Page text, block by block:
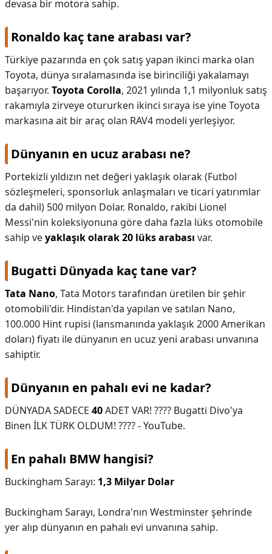
devasa bir motora sahip.
Ronaldo kaç tane arabası var?
Türkiye pazarında en çok satış yapan ikinci marka olan
Toyota, dünya sıralamasında ise birinciliği yakalamayı
başarıyor. Toyota Corolla, 2021 yılında 1,1 milyonluk satış
rakamıyla zirveye otururken ikinci sıraya ise yine Toyota
markasına ait bir araç olan RAV4 modeli yerleşiyor.
Dünyanın en ucuz arabası ne?
Portekizli yıldızın net değeri yaklaşık olarak (Futbol
sözleşmeleri, sponsorluk anlaşmaları ve ticari yatırımlar
da dahil) 500 milyon Dolar. Ronaldo, rakibi Lionel
Messi'nin koleksiyonuna göre daha fazla lüks otomobile
sahip veyaklaşık olarak 20 lüks arabası var.
Bugatti Dünyada kaç tane var?
Tata Nano, Tata Motors tarafından üretilen bir şehir
otomobili'dir. Hindistan'da yapılan ve satılan Nano,
100.000 Hint rupisi (lansmanında yaklaşık 2000 Amerikan
doları) fiyatı ile dünyanın en ucuz yeni arabası unvanına
sahiptir.
Dünyanın en pahalı evi ne kadar?
DÜNYADA SADECE 40ADET VAR! ???? Bugatti Divo'ya
Binen İLK TÜRK OLDUM! ???? - YouTube.
En pahalı BMW hangisi?
Buckingham Sarayı: 1,3 Milyar Dolar
Buckingham Sarayı, Londra'nın Westminster şehrinde
yer alıp dünyanın en pahalı evi unvanına sahip.